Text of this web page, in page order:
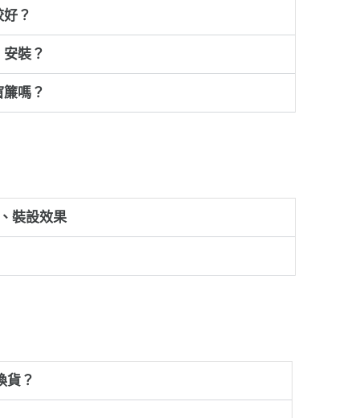
？
裝？
嗎？
裝設效果
貨？